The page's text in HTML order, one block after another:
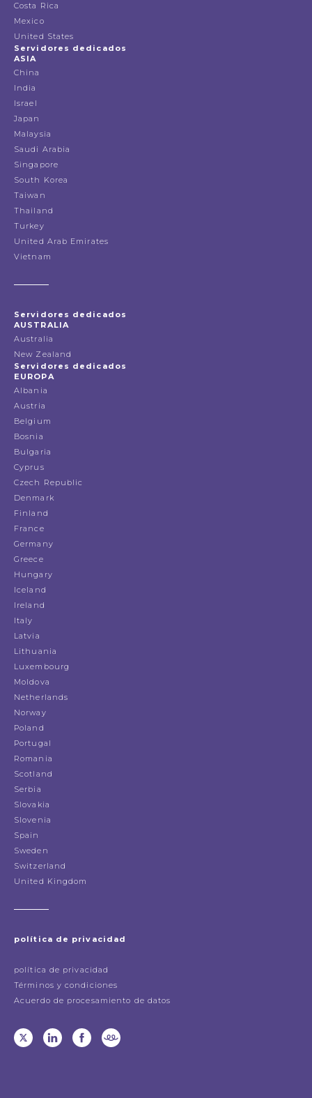
Costa Rica
Mexico
United States
Servidores dedicados
ASIA
China
India
Israel
Japan
Malaysia
Saudi Arabia
Singapore
South Korea
Taiwan
Thailand
Turkey
United Arab Emirates
Vietnam
Servidores dedicados
AUSTRALIA
Australia
New Zealand
Servidores dedicados
EUROPA
Albania
Austria
Belgium
Bosnia
Bulgaria
Cyprus
Czech Republic
Denmark
Finland
France
Germany
Greece
Hungary
Iceland
Ireland
Italy
Latvia
Lithuania
Luxembourg
Moldova
Netherlands
Norway
Poland
Portugal
Romania
Scotland
Serbia
Slovakia
Slovenia
Spain
Sweden
Switzerland
United Kingdom
política de privacidad
política de privacidad
Términos y condiciones
Acuerdo de procesamiento de datos